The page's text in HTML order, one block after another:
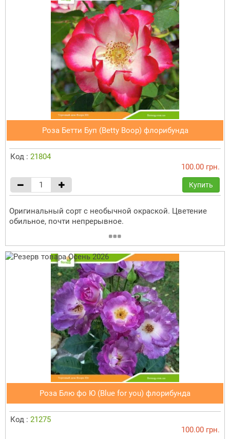
Роза Бетти Буп (Betty Boop) флорибунда
Код : 21804
100.00 грн.
Купить
Оригинальный сорт с необычной окраской. Цветение
обильное, почти непрерывное.
Роза Блю фо Ю (Blue for you) флорибунда
Код : 21275
100.00 грн.